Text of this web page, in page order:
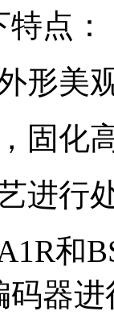
点：
形美
固化
进行
和
码器